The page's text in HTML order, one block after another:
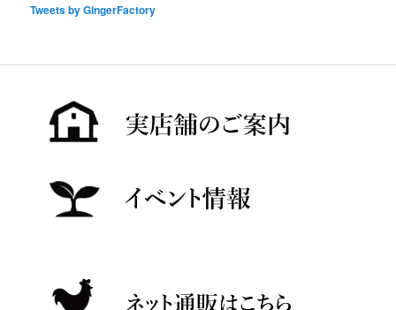
Tweets by GingerFactory